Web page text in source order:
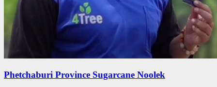
Phetchaburi Province Sugarcane Noolek